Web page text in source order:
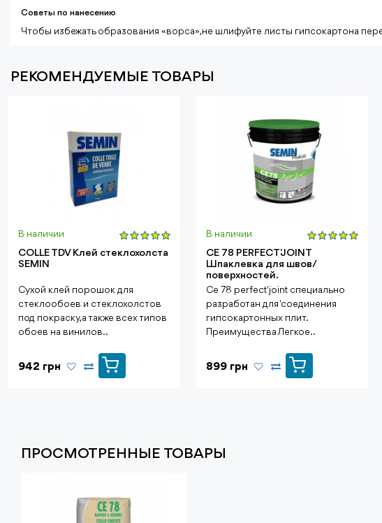
Советы по нанесению
Чтобы избежать образования «ворса», не шлифуйте листы гипсокартона
РЕКОМЕНДУЕМЫЕ ТОВАРЫ
В наличии
COLLE TDV Клей стеклохолста
SEMIN
Сухой клей порошок для
стеклообоев и стеклохолстов
под покраску, а также всех типов
обоев на винилов..
942 грн
В наличии
CE 78 PERFECT’JOINT
Шпаклевка для швов/
поверхностей.
Ce 78 perfect'joint специально
разработан для 'соединения
гипсокартонных плит.
Преимущества Легкое..
899 грн
ПРОСМОТРЕННЫЕ ТОВАРЫ